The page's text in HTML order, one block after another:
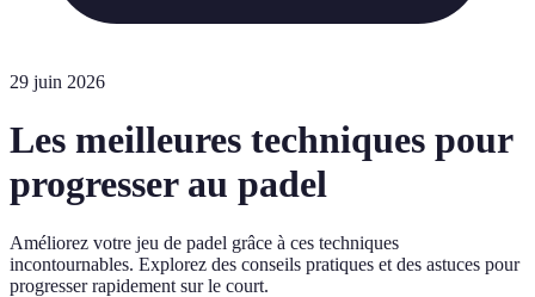
29 juin 2026
Les meilleures techniques pour
progresser au padel
Améliorez votre jeu de padel grâce à ces techniques
incontournables. Explorez des conseils pratiques et des astuces pour
progresser rapidement sur le court.